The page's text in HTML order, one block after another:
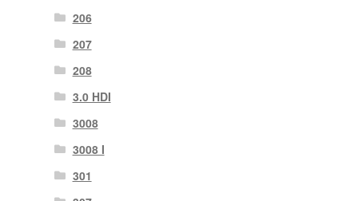
206
207
208
3.0 HDI
3008
3008 Ι
301